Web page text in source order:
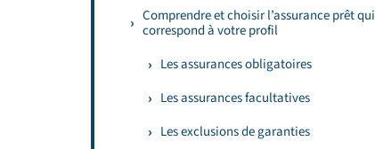
Comprendre et choisir l’assurance prêt qui
correspond à votre profil
Les assurances obligatoires
Les assurances facultatives
Les exclusions de garanties